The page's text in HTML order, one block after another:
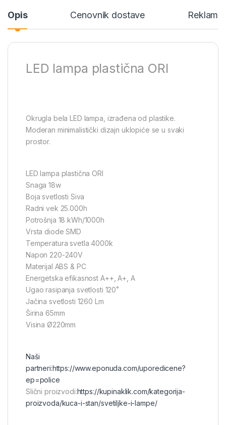
Opis Cenovnik dostave
LED lampa plastična ORI
Okrugla bela LED lampa, izrađena od plastike.
Moderan minimalistički dizajn uklopiće se u svaki
prostor.
LED lampa plastična ORI
Snaga 18w
Boja svetlosti Siva
Radni vek 25.000h
Potrošnja 18 kWh/1000h
Vrsta diode SMD
Temperatura svetla 4000k
Napon 220-240V
Materijal ABS & PC
Energetska efikasnost A++, A+, A
Ugao rasipanja svetlosti 120˚
Jačina svetlosti 1260 Lm
Širina 65mm
Visina Ø220mm
Naši
partneri:https://www.eponuda.com/uporedicene?
ep=police
Slični proizvodi:https://kupinaklik.com/kategorija-
proizvoda/kuca-i-stan/svetiljke-i-lampe/